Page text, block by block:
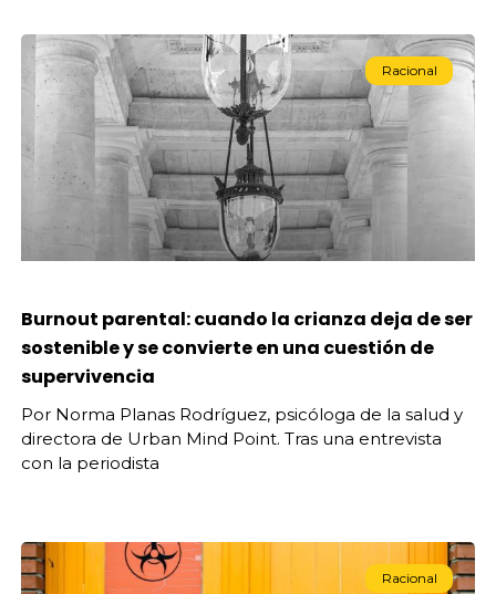
Racional
Burnout parental: cuando la crianza deja de ser
sostenible y se convierte en una cuestión de
supervivencia
Por Norma Planas Rodríguez, psicóloga de la salud y
directora de Urban Mind Point. Tras una entrevista
con la periodista
Racional